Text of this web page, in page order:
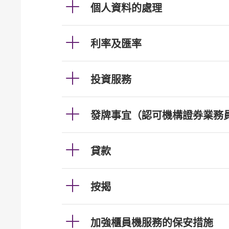
個人資料的處理
利率及匯率
投資服務
發牌事宜（認可機構證券業務
貸款
按揭
加強櫃員機服務的保安措施